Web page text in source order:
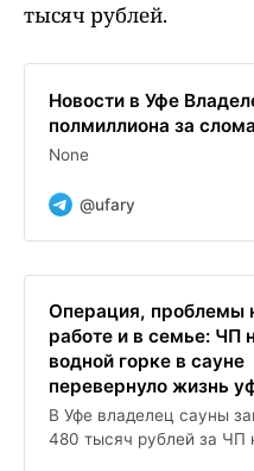
тысяч рублей.
Новости в Уфе
полмиллиона за
None
@ufary
Операция, проблемы
работе и в семье: ЧП
водной горке в сауне
перевернуло жизнь
В Уфе владелец сауны
480 тысяч рублей за ЧП